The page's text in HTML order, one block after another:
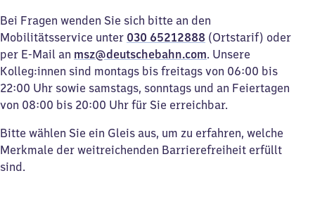
Bei Fragen wenden Sie sich bitte an den
Mobilitätsservice unter 030 65212888 (Ortstarif) oder
per E-Mail an msz@deutschebahn.com. Unsere
Kolleg:innen sind montags bis freitags von 06:00 bis
22:00 Uhr sowie samstags, sonntags und an Feiertagen
von 08:00 bis 20:00 Uhr für Sie erreichbar.
Bitte wählen Sie ein Gleis aus, um zu erfahren, welche
Merkmale der weitreichenden Barrierefreiheit erfüllt
sind.